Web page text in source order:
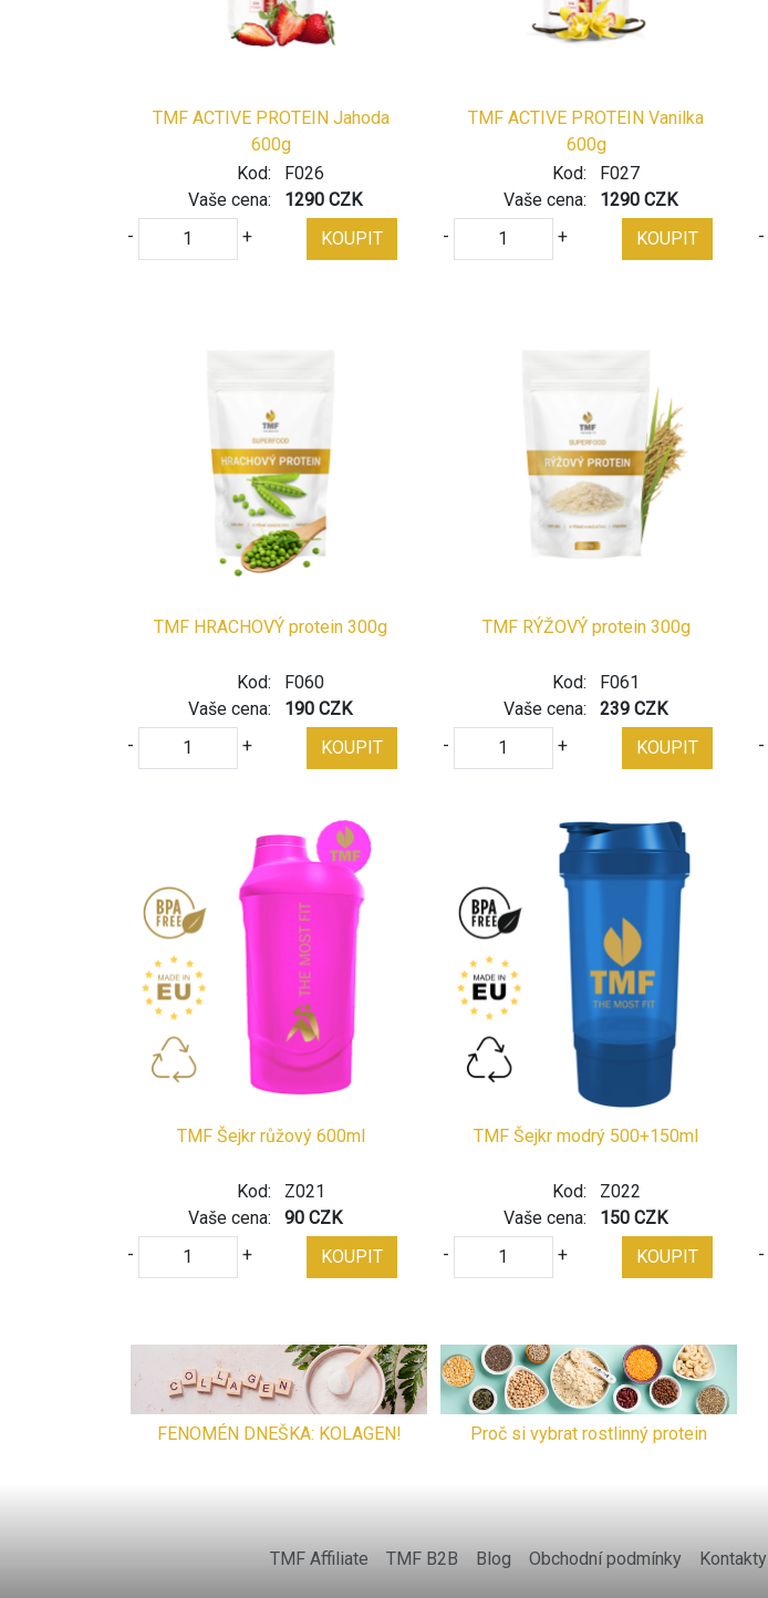
TMF ACTIVE PROTEIN Jahoda
600g
Kod:
F026
Vaše cena:
1290 CZK
-
+ KOUPIT
TMF ACTIVE PROTEIN Vanilka
600g
Kod:
F027
Vaše cena:
1290 CZK
-
+ KOUPIT
-
TMF HRACHOVÝ protein 300g
Kod:
F060
Vaše cena:
190 CZK
-
+ KOUPIT
TMF RÝŽOVÝ protein 300g
Kod:
F061
Vaše cena:
239 CZK
-
+ KOUPIT
-
TMF Šejkr růžový 600ml
Kod:
Z021
Vaše cena:
90 CZK
-
+ KOUPIT
TMF Šejkr modrý 500+150ml
Kod:
Z022
Vaše cena:
150 CZK
-
+ KOUPIT
-
FENOMÉN DNEŠKA: KOLAGEN! Proč si vybrat rostlinný protein
TMF Affiliate TMF B2B Blog Obchodní podmínky Kontakty